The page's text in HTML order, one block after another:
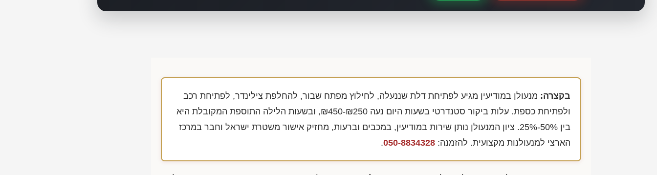
בקצרה: מנעולן במודיעין מגיע לפתיחת דלת שננעלה, לחילוץ מפתח שבור, להחלפת צילינדר, לפתיחת רכב
ולפתיחת כספת. עלות ביקור סטנדרטי בשעות היום נעה ₪450-₪250, ובשעות הלילה התוספת המקובלת היא
בין 50%-25%. ציון המנעולן נותן שירות במודיעין, במכבים וברעות, מחזיק אישור משטרת ישראל וחבר במרכז
הארצי למנעולנות מקצועית. להזמנה: 050-8834328
.